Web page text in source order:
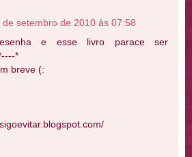
de setembro de 2010 às 07:58
e esse livro parace ser
*
breve (: